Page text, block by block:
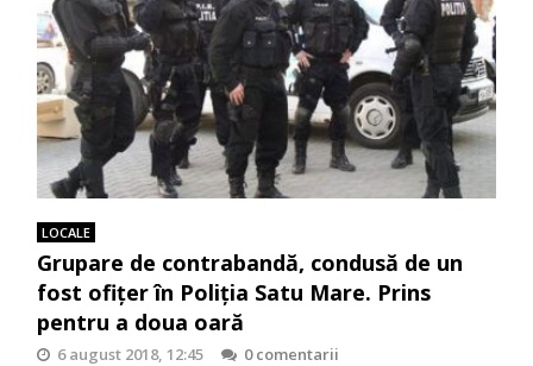
LOCALE
Grupare de contrabandă, condusă de un
fost ofițer în Poliția Satu Mare. Prins
pentru a doua oară
6 august 2018, 12:45
0 comentarii